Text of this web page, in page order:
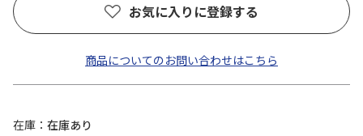
お気に入りに登録する
商品についてのお問い合わせはこちら
在庫
在庫あり